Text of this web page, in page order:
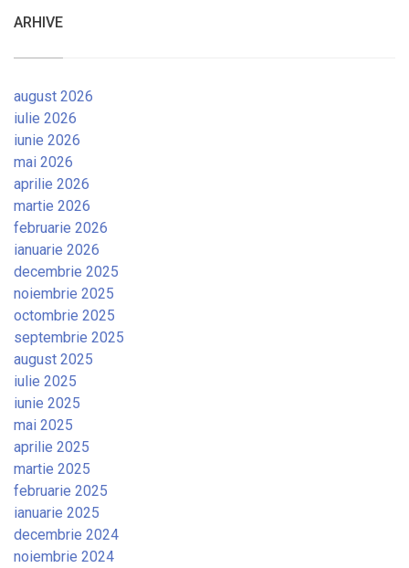
ARHIVE
august 2026
iulie 2026
iunie 2026
mai 2026
aprilie 2026
martie 2026
februarie 2026
ianuarie 2026
decembrie 2025
noiembrie 2025
octombrie 2025
septembrie 2025
august 2025
iulie 2025
iunie 2025
mai 2025
aprilie 2025
martie 2025
februarie 2025
ianuarie 2025
decembrie 2024
noiembrie 2024